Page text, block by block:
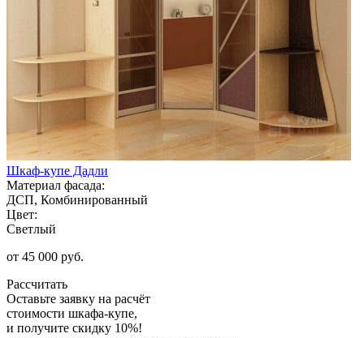
Шкаф-купе Дадли
Материал фасада:
ДСП, Комбинированный
Цвет:
Светлый
от 45 000 руб.
Рассчитать
Оставьте заявку на расчёт
стоимости шкафа-купе,
и получите скидку 10%!